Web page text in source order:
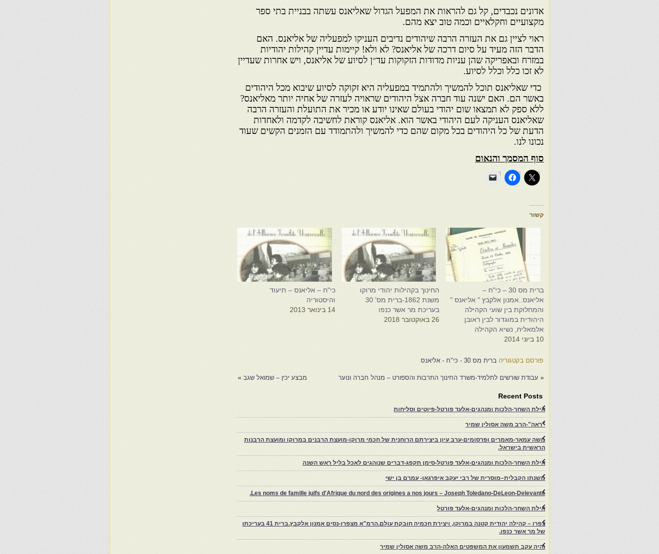
אדונים נכבדים, קל גם להראות את המפעל הגדול שאליאנס עשתה בבניית בתי ספר
מקצועיים וחקלאיים וכמה טוב יצא מהם.
ראוי לציין גם את העזרה הרבה שיהודים נדיבים העניקו למפעליה של אליאנס. האם
הדבר הזה מעיד על סיום דרכה של אליאנס? לא ולא! קיימות עדיין קהילות יהודיות
במזרח ובאפריקה שהן עניות מדודות הזקוקות עד״ן לסיוע של אליאנס, ויש אחרות שעדיין
לא זכו כלל וכלל לסיוע.
כדי שאליאנס תוכל להמשיך ולהתמיד במפעליה היא זקוקה לסיוע שיבוא מכל היהודים
באשר הם. האם ישנה עוד חברה אצל היהודים שראויה לעזרה של אחיה יותר מאליאנס?
ללא ספק לא תמצאו שום יהודי בעולם שאינו יודע או מכיר את התועלת והעזרה הרבה
שאליאנס העניקה לעם היהודי באשר הוא. אליאנס קוראת לחשיבה לקדמה ולאחדות
הדעת של כל היהודים בכל מקום שהם כדי להמשיך ולהתמודד עם הזמנים הקשים שעוד
נכונו לנו.
סוף המסמך והנאום
קשור
ברית מס 30 – כי"ח –
אליאנס..אמנון אלקבץ " אליאנס "
והמחלוקת בין שועי הקהילה
היהודית במוגדור לבין ראובן
אלמאליח, נשיא הקהילה
10 ביוני 2014
החינוך בקהילות יהודי מרוקו
משנת 1862-ברית מס' 30
בעריכת מר אשר כנפו
26 באוקטובר 2018
כי"ח – אליאנס – תיעוד
והיסטוריה
14 בינואר 2013
פורסם בקטגוריה ברית מס 30 - כי"ח - אליאנס
« עבודת שורשים לתלמיד-משרד החינוך התרבות והספורט – מנהל חברה ונוער מבצע יכין – שמואל שגב »
Recent Posts
אילת השחר-הלכות ומנהגים-אלעד פורטל-פיוטים וסליחות
"ראה"-הרב משה אסולין שמיר
משה עמאר-מאמרים ופרסומים-ערב עיון ביצירתם הרוחנית של חכמי מרוקו-מועצת הרבנים במרוקו ומועצת הרבנות
הראשית בישראל.
אילת השחר-הלכות ומנהגים-אלעד פורטל-סימן תקפג-דברים שנוהגים לאכל בליל ראש השנה
משנתו הקבלית–מוסרית של רבי יעקב איפרגאן- עמרם בן ישי
Les noms de famille juifs d'Afrique du nord des origines a nos jours – Joseph Toledano-DeLeon-Delevante.
אילת השחר-הלכות ומנהגים-אלעד פורטל
צפרו – קהילה יהודית קטנה במרוקו, ויצירת חכמיה חובקת עולם.הרמ"א מצפרו-נסים אמנון אלקבץ.ברית 41 בעריכתו
של מר אשר כנפו.
והיה עקב תשמעון את המשפטים האלה-הרב משה אסולין שמיר